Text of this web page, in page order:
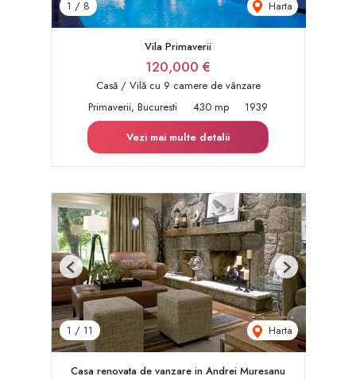
1 / 8 Harta
Vila Primaverii
120,000 €
Casă / Vilă cu 9 camere de vânzare
Primaverii, Bucuresti
430 mp
1939
Vezi mai multe detalii
1 / 11 Harta
Previous Next
Casa renovata de vanzare in Andrei Muresanu